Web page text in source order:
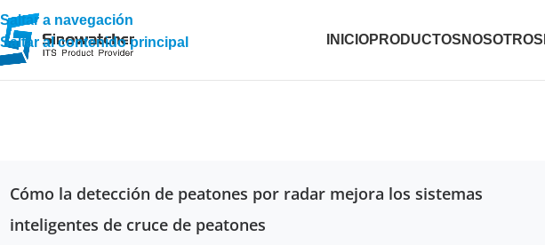
Saltar a navegación
Saltar al contenido principal
INICIOPRODUCTOS NOSOTROS
Cómo la detección de peatones por radar mejora los sistemas
inteligentes de cruce de peatones